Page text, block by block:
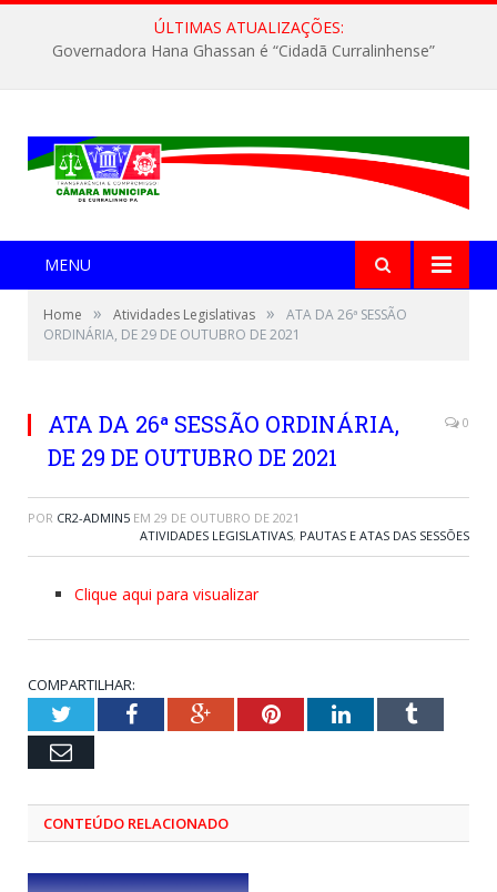
ÚLTIMAS ATUALIZAÇÕES:
Governadora Hana Ghassan é “Cidadã Curralinhense”
MENU
Home » Atividades Legislativas »
ATA DA 26ª SESSÃO
ORDINÁRIA, DE 29 DE OUTUBRO DE 2021
ATA DA 26ª SESSÃO ORDINÁRIA,
DE 29 DE OUTUBRO DE 2021
0
POR CR2-ADMIN5 EM 29 DE OUTUBRO DE 2021
ATIVIDADES LEGISLATIVAS, PAUTAS E ATAS DAS SESSÕES
Clique aqui para visualizar
COMPARTILHAR:
TwitterFacebookGoogle+PinterestLinkedInTumblr
Email
CONTEÚDO RELACIONADO